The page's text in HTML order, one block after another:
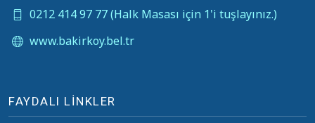
0212 414 97 77 (Halk Masası için 1'i tuşlayınız.)
www.bakirkoy.bel.tr
FAYDALI LİNKLER